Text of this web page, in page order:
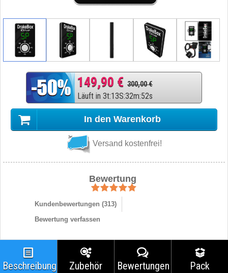
149,90 € 300,00 €
Läuft in 3t:13S:32m:51s
In den Warenkorb
Versand kostenfrei!
Bewertung
Kundenbewertungen (313)
Bewertung verfassen
Beschreibung Zubehör Bewertungen Pack